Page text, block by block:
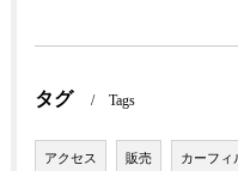
タグ Tags
アクセス 販売 カーフィ